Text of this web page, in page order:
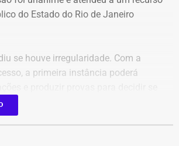
do Estado do Rio de Janeiro
se houve irregularidade. Com a
a primeira instância poderá
da publicidade oficial.